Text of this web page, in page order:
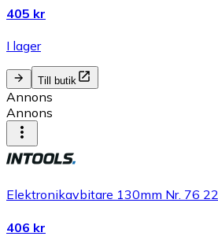
405 kr
I lager
Till butik
Annons
Annons
Elektronikavbitare 130mm Nr. 76
406 kr